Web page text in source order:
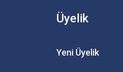
Üyelik
Yeni Üyelik